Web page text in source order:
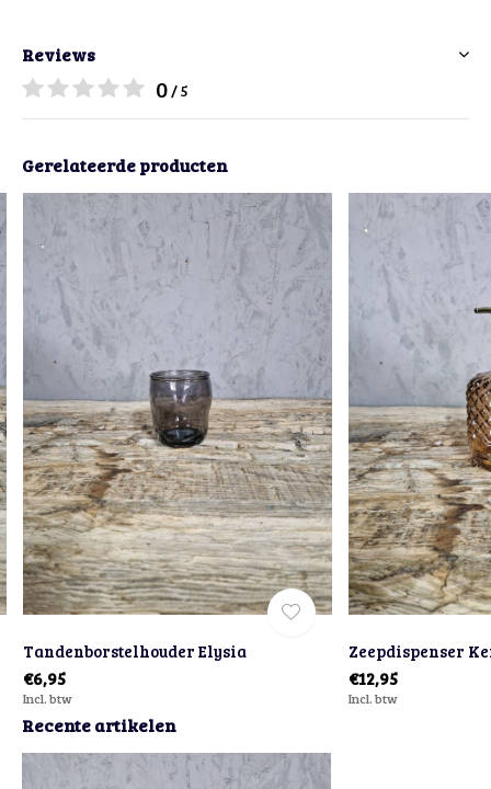
Reviews
0/ 5
Gerelateerde producten
Tandenborstelhouder Elysia
€6,95
Incl. btw
Zeepdispenser
€12,95
Incl. btw
Recente artikelen